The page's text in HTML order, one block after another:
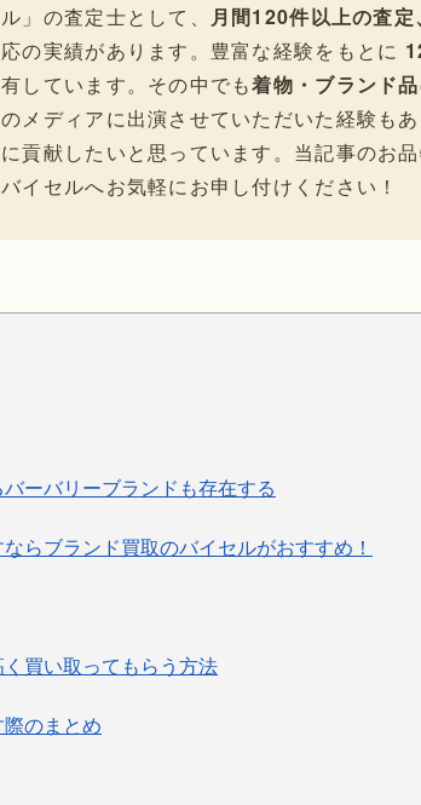
」の査定士として、 月間120件以上の査
の実績があります。豊富な経験をもとに
しています。その中でも着物・ブランド
メディアに出演させていただいた経験も
貢献したいと思っています。当記事のお
イセルへお気軽にお申し付けください！
ーバリーブランドも存在する
らブランド買取のバイセルがおすすめ！
買い取ってもらう方法
のまとめ